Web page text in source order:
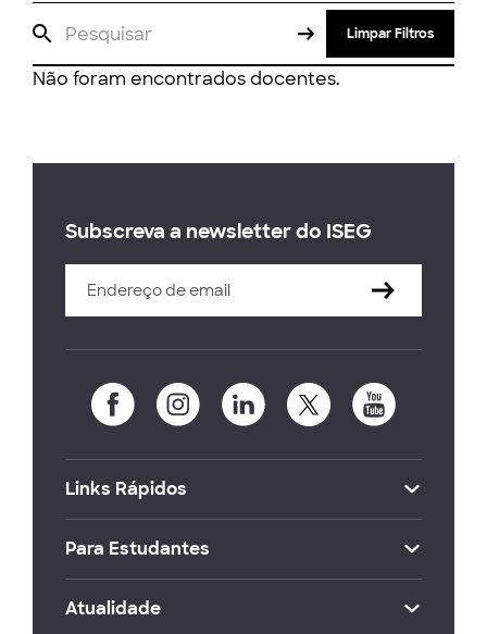
Limpar Filtros
Não foram encontrados docentes.
Subscreva a newsletter do ISEG
Links Rápidos
Para Estudantes
Atualidade